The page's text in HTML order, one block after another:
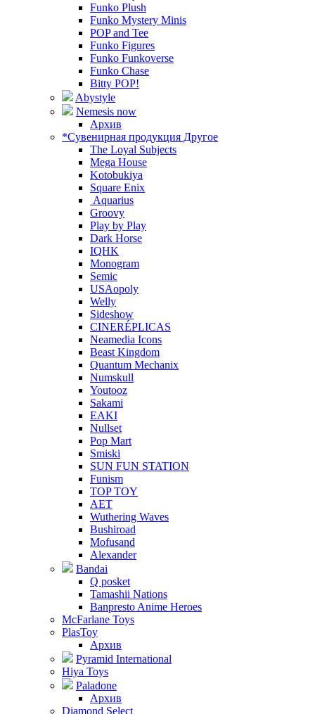
Funko Plush
Funko Mystery Minis
POP and Tee
Funko Figures
Funko Funkoverse
Funko Chase
Bitty POP!
Abystyle
Nemesis now
Архив
*Сувенирная продукция Другое
The Loyal Subjects
Mega House
Kotobukiya
Square Enix
Aquarius
Groovy
Play by Play
Dark Horse
IQHK
Monogram
Semic
USAopoly
Welly
Sideshow
CINERÉPLICAS
Neamedia Icons
Beast Kingdom
Quantum Mechanix
Numskull
Youtooz
Sakami
EAKI
Nullset
Pop Mart
Smiski
SUN FUN STATION
Funism
TOP TOY
AET
Wuthering Waves
Bushiroad
Mofusand
Alexander
Bandai
Q posket
Tamashii Nations
Banpresto Anime Heroes
McFarlane Toys
PlasToy
Архив
Pyramid International
Hiya Toys
Paladone
Архив
Diamond Select